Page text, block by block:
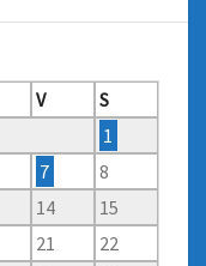
V
S
1
7
8
14
15
21
22